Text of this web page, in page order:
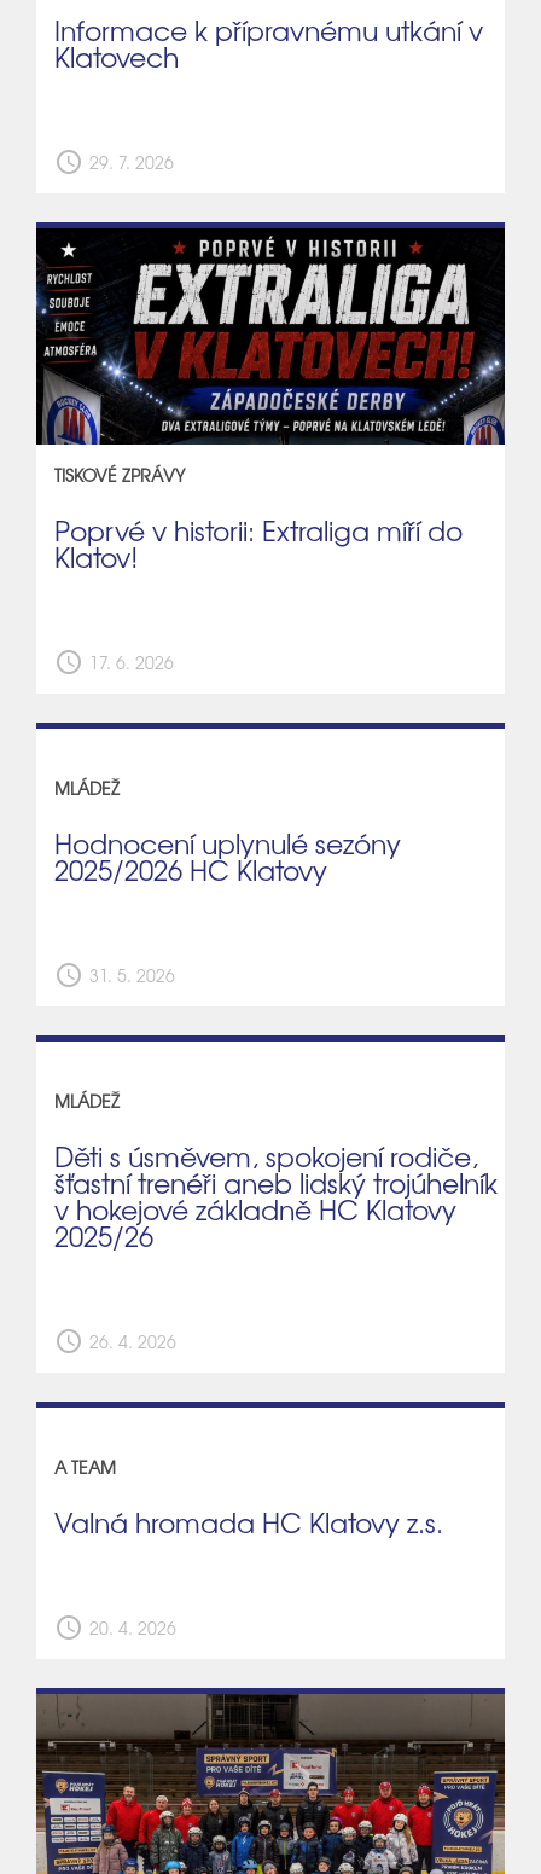
Informace k přípravnému utkání v
Klatovech
schedule 29. 7. 2026
TISKOVÉ ZPRÁVY
Poprvé v historii: Extraliga míří do
Klatov!
schedule 17. 6. 2026
MLÁDEŽ
Hodnocení uplynulé sezóny
2025/2026 HC Klatovy
schedule 31. 5. 2026
MLÁDEŽ
Děti s úsměvem, spokojení rodiče,
šťastní trenéři aneb lidský trojúhelník
v hokejové základně HC Klatovy
2025/26
schedule 26. 4. 2026
A TEAM
Valná hromada HC Klatovy z.s.
schedule 20. 4. 2026